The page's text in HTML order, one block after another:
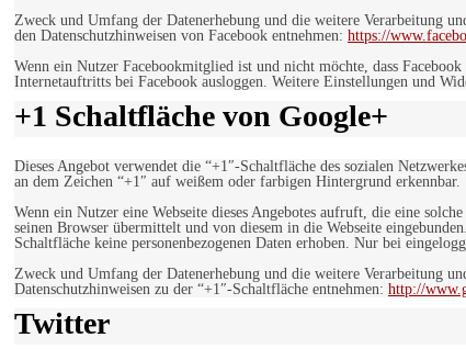
Zweck und Umfang der Datenerhebung und die weitere Verarbeitung
den Datenschutzhinweisen von Facebook entnehmen: https://
Wenn ein Nutzer Facebookmitglied ist und nicht möchte, dass
Internetauftritts bei Facebook ausloggen. Weitere Einstellungen und
+1 Schaltfläche von Google+
Dieses Angebot verwendet die “+1″-Schaltfläche des sozialen
an dem Zeichen “+1″ auf weißem oder farbigen Hintergrund erkennbar.
Wenn ein Nutzer eine Webseite dieses Angebotes aufruft, die eine
seinen Browser übermittelt und von diesem in die Webseite
Schaltfläche keine personenbezogenen Daten erhoben. Nur bei
Zweck und Umfang der Datenerhebung und die weitere Verarbeitung
Datenschutzhinweisen zu der “+1″-Schaltfläche entnehmen: http://
Twitter